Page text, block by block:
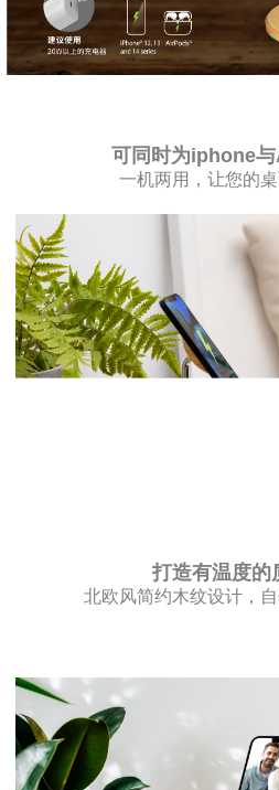
可同时为iphone
一机两用，让您的
打造有温度的
北欧风简约木纹设计，